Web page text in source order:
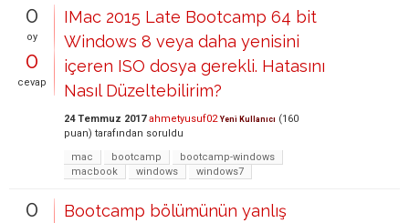
0
oy
0
cevap
IMac 2015 Late Bootcamp 64 bit
Windows 8 veya daha yenisini
içeren ISO dosya gerekli. Hatasını
Nasıl Düzeltebilirim?
24 Temmuz 2017 ahmetyusuf02 Yeni Kullanıcı (160
puan) tarafından soruldu
mac
bootcamp
bootcamp-windows
macbook
windows windows7
0
Bootcamp bölümünün yanlış